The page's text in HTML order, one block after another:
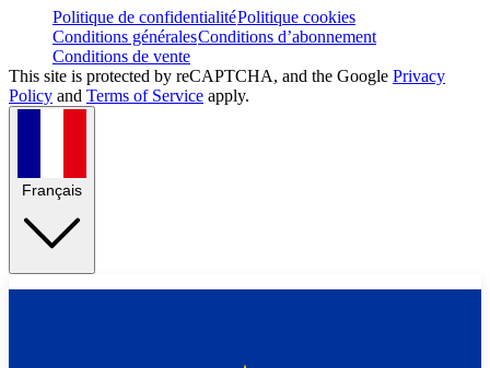
Politique de confidentialitéPolitique cookies
Conditions généralesConditions d’abonnement
Conditions de vente
This site is protected by reCAPTCHA, and the Google Privacy
Policy and Terms of Service apply.
Français